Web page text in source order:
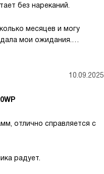
без нареканий.
месяцев и могу
мои ожидания.
старта – можно
сушку к нужному времени,
работы. Вещи после
без складок, что
часто сушу как хлопок,
шерсти и джинсов.
стали с
но и практично,
Технология, которая
сушки, действительно
10.09.2025
отлично справляется с
радует.